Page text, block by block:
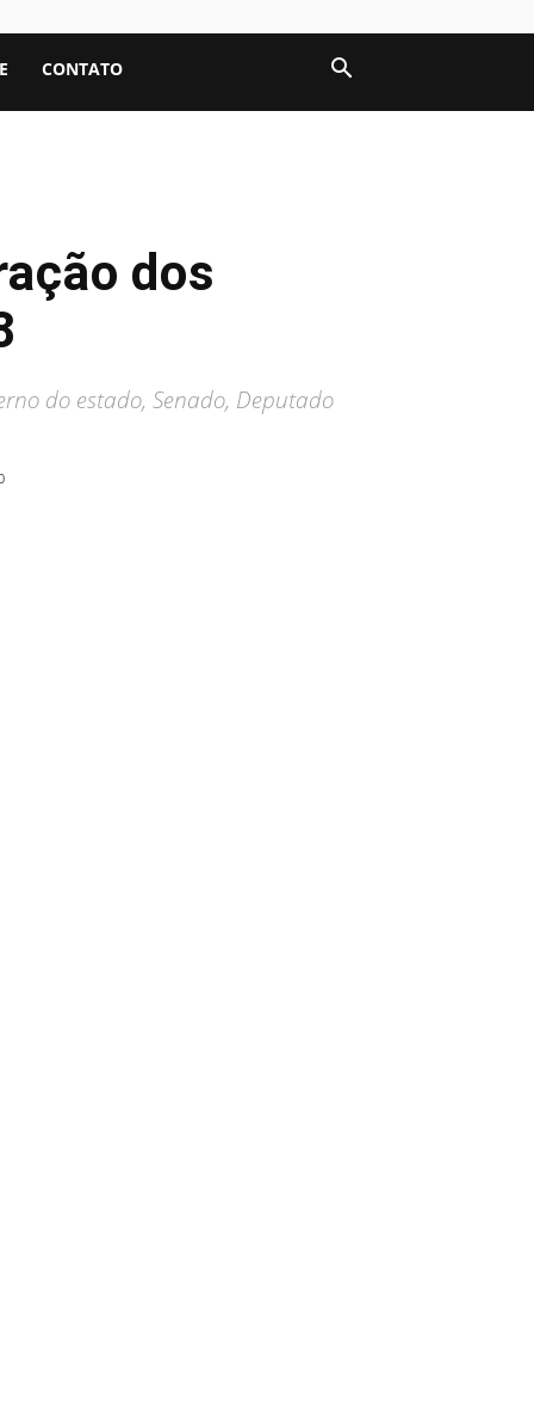
CONTATO
dos
do estado, Senado, Deputado